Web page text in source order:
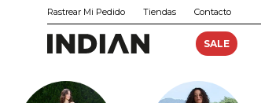
SALE
Rastrear Mi Pedido Tiendas Contacto